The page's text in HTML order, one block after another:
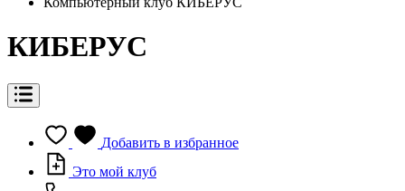
КИБЕРУС
Добавить в избранное
Это мой клуб